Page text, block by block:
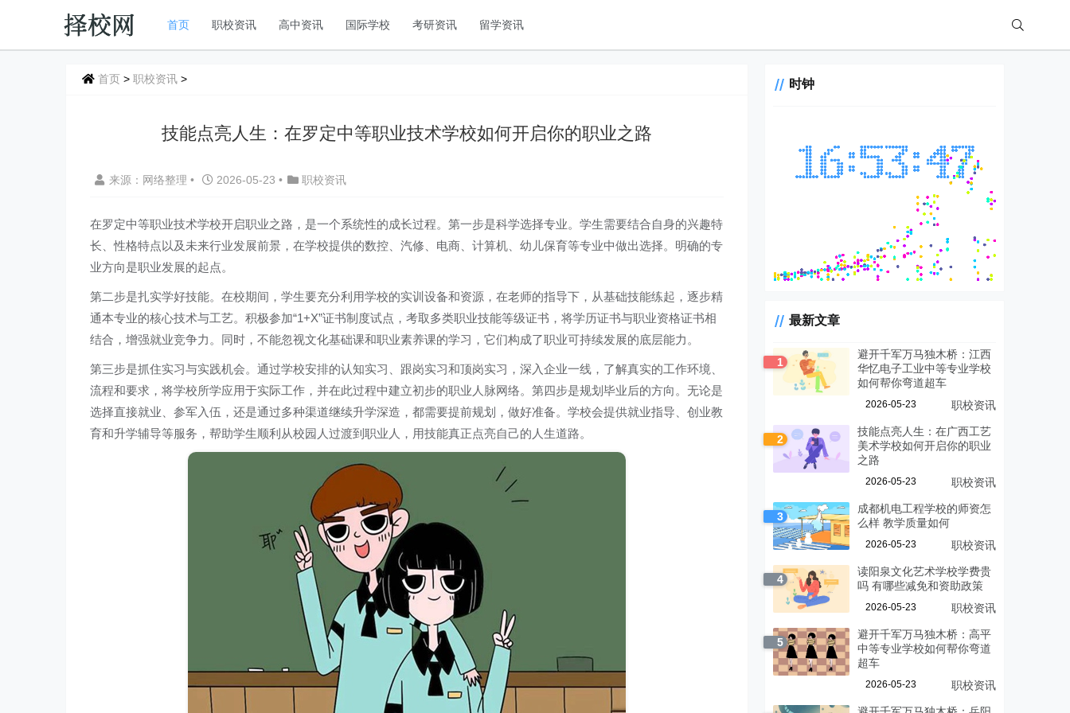
首页 职校资讯 高中资讯 国际学校 考研资讯 留学资讯
首页 > 职校资讯 >
技能点亮人生：在罗定中等职业技术学校如何开启你的职业之路
来源：网络整理 • 2026-05-23 • 职校资讯
在罗定中等职业技术学校开启职业之路，是一个系统性的成长过程。第一步是科学选择专业。学生需要结合自身的兴趣特
长、性格特点以及未来行业发展前景，在学校提供的数控、汽修、电商、计算机、幼儿保育等专业中做出选择。明确的专
业方向是职业发展的起点。
第二步是扎实学好技能。在校期间，学生要充分利用学校的实训设备和资源，在老师的指导下，从基础技能练起，逐步精
通本专业的核心技术与工艺。积极参加“1+X”证书制度试点，考取多类职业技能等级证书，将学历证书与职业资格证书相
结合，增强就业竞争力。同时，不能忽视文化基础课和职业素养课的学习，它们构成了职业可持续发展的底层能力。
第三步是抓住实习与实践机会。通过学校安排的认知实习、跟岗实习和顶岗实习，深入企业一线，了解真实的工作环境、
流程和要求，将学校所学应用于实际工作，并在此过程中建立初步的职业人脉网络。第四步是规划毕业后的方向。无论是
选择直接就业、参军入伍，还是通过多种渠道继续升学深造，都需要提前规划，做好准备。学校会提供就业指导、创业教
育和升学辅导等服务，帮助学生顺利从校园人过渡到职业人，用技能真正点亮自己的人生道路。
时钟
最新文章
1
避开千军万马独木桥：江西
华忆电子工业中等专业学校
如何帮你弯道超车
2026-05-23 职校资讯
2
技能点亮人生：在广西工艺
美术学校如何开启你的职业
之路
2026-05-23 职校资讯
3
成都机电工程学校的师资怎
么样 教学质量如何
2026-05-23 职校资讯
4
读阳泉文化艺术学校学费贵
吗 有哪些减免和资助政策
2026-05-23 职校资讯
5
避开千军万马独木桥：高平
中等专业学校如何帮你弯道
超车
2026-05-23 职校资讯